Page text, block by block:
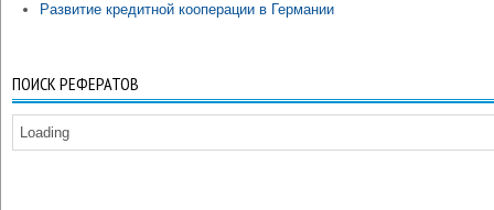
Развитие кредитной кооперации в Германии
ПОИСК РЕФЕРАТОВ
Loading